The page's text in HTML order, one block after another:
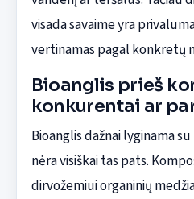
visada savaime yra
vertinamas pagal konkretų
Bioanglis prieš
konkurentai ar
Bioanglis dažnai lyginama
nėra visiškai tas pats.
dirvožemiui organinių